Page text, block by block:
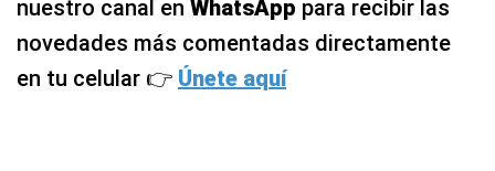
nuestro canal en WhatsApp para recibir las
novedades más comentadas directamente
en tu celular 👉 Únete aquí